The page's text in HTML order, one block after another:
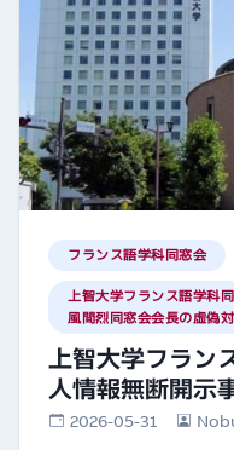
フランス語学科同窓会
上智大学フランス語学科
風間烈同窓会会長の虚偽対
上智大学フラン
人情報無断開示
2026-05-31